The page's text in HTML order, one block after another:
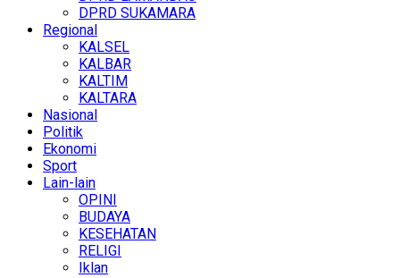
DPRD SUKAMARA
Regional
KALSEL
KALBAR
KALTIM
KALTARA
Nasional
Politik
Ekonomi
Sport
Lain-lain
OPINI
BUDAYA
KESEHATAN
RELIGI
Iklan